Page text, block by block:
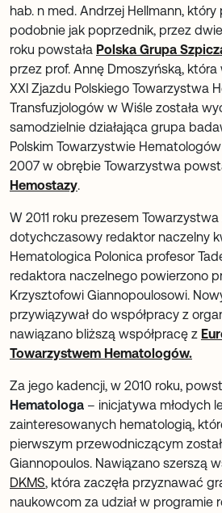
hab. n med. Andrzej Hellmann, który
podobnie jak poprzednik, przez
roku powstała Polska Grupa
przez prof. Annę Dmoszyńską,
XXI Zjazdu Polskiego Towarzystwa
Transfuzjologów w Wiśle została
samodzielnie działająca grupa
Polskim Towarzystwie
2007 w obrębie Towarzystwa
Hemostazy.
W 2011 roku prezesem Towarzystwa
dotychczasowy redaktor naczelny
Hematologica Polonica profesor
redaktora naczelnego powierzono
Krzysztofowi Giannopoulosowi.
przywiązywał do współpracy z
nawiązano bliższą współpracę z
Towarzystwem Hematologów.
Za jego kadencji, w 2010 roku,
Hematologa – inicjatywa młodych
zainteresowanych hematologią,
pierwszym przewodniczącym
Giannopoulos. Nawiązano szerszą
DKMS, która zaczęła przyznawać
naukowcom za udział w programie